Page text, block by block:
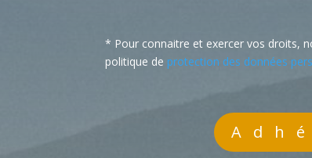
* Pour connaitre et exercer vos droits,
politique de protection des données